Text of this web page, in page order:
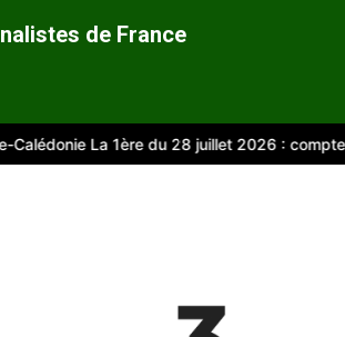
de France
La 1ère du 28 juillet 2026 : compte